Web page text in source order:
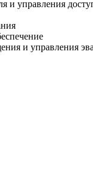
и управления
и управления